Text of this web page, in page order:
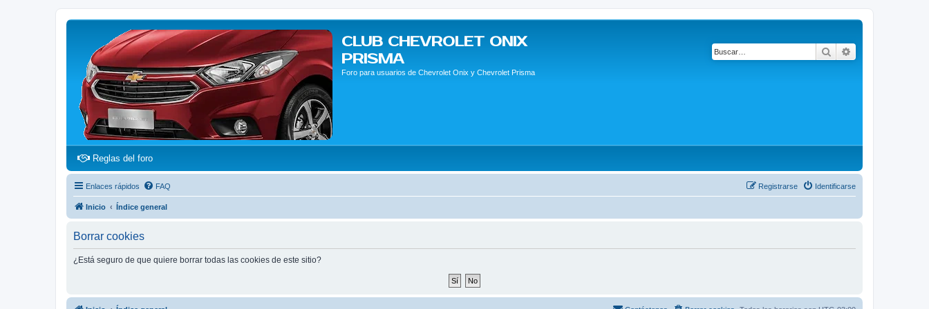
CLUB CHEVROLET ONIX
PRISMA
Foro para usuarios de Chevrolet Onix y Chevrolet Prisma
Buscar
Reglas del foro(Opens a new tab)
Enlaces rápidos FAQ Identificarse
Registrarse
Inicio Índice general
Borrar cookies
¿Está seguro de que quiere borrar todas las cookies de este sitio?